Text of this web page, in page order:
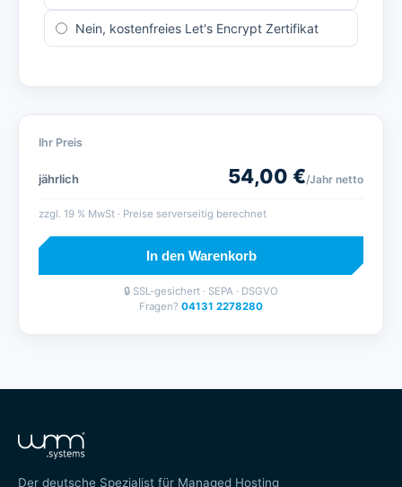
Nein, kostenfreies Let's Encrypt Zertifikat
Ihr Preis
jährlich 54,00 €/Jahr netto
zzgl. 19 % MwSt · Preise serverseitig berechnet
In den Warenkorb
🔒 SSL-gesichert · SEPA · DSGVO
Fragen? 04131 2278280
Der deutsche Spezialist für Managed Hosting